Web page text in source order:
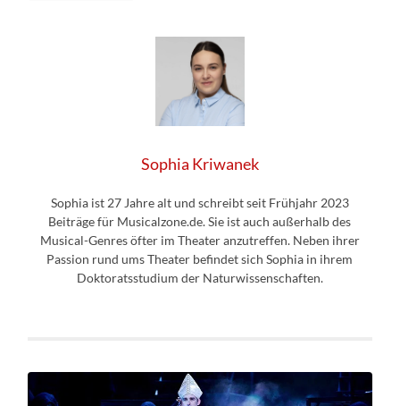
Sophia Kriwanek
Sophia ist 27 Jahre alt und schreibt seit Frühjahr 2023
Beiträge für Musicalzone.de. Sie ist auch außerhalb des
Musical-Genres öfter im Theater anzutreffen. Neben ihrer
Passion rund ums Theater befindet sich Sophia in ihrem
Doktoratsstudium der Naturwissenschaften.